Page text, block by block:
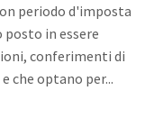
periodo d'imposta
in essere
conferimenti di
che optano per...